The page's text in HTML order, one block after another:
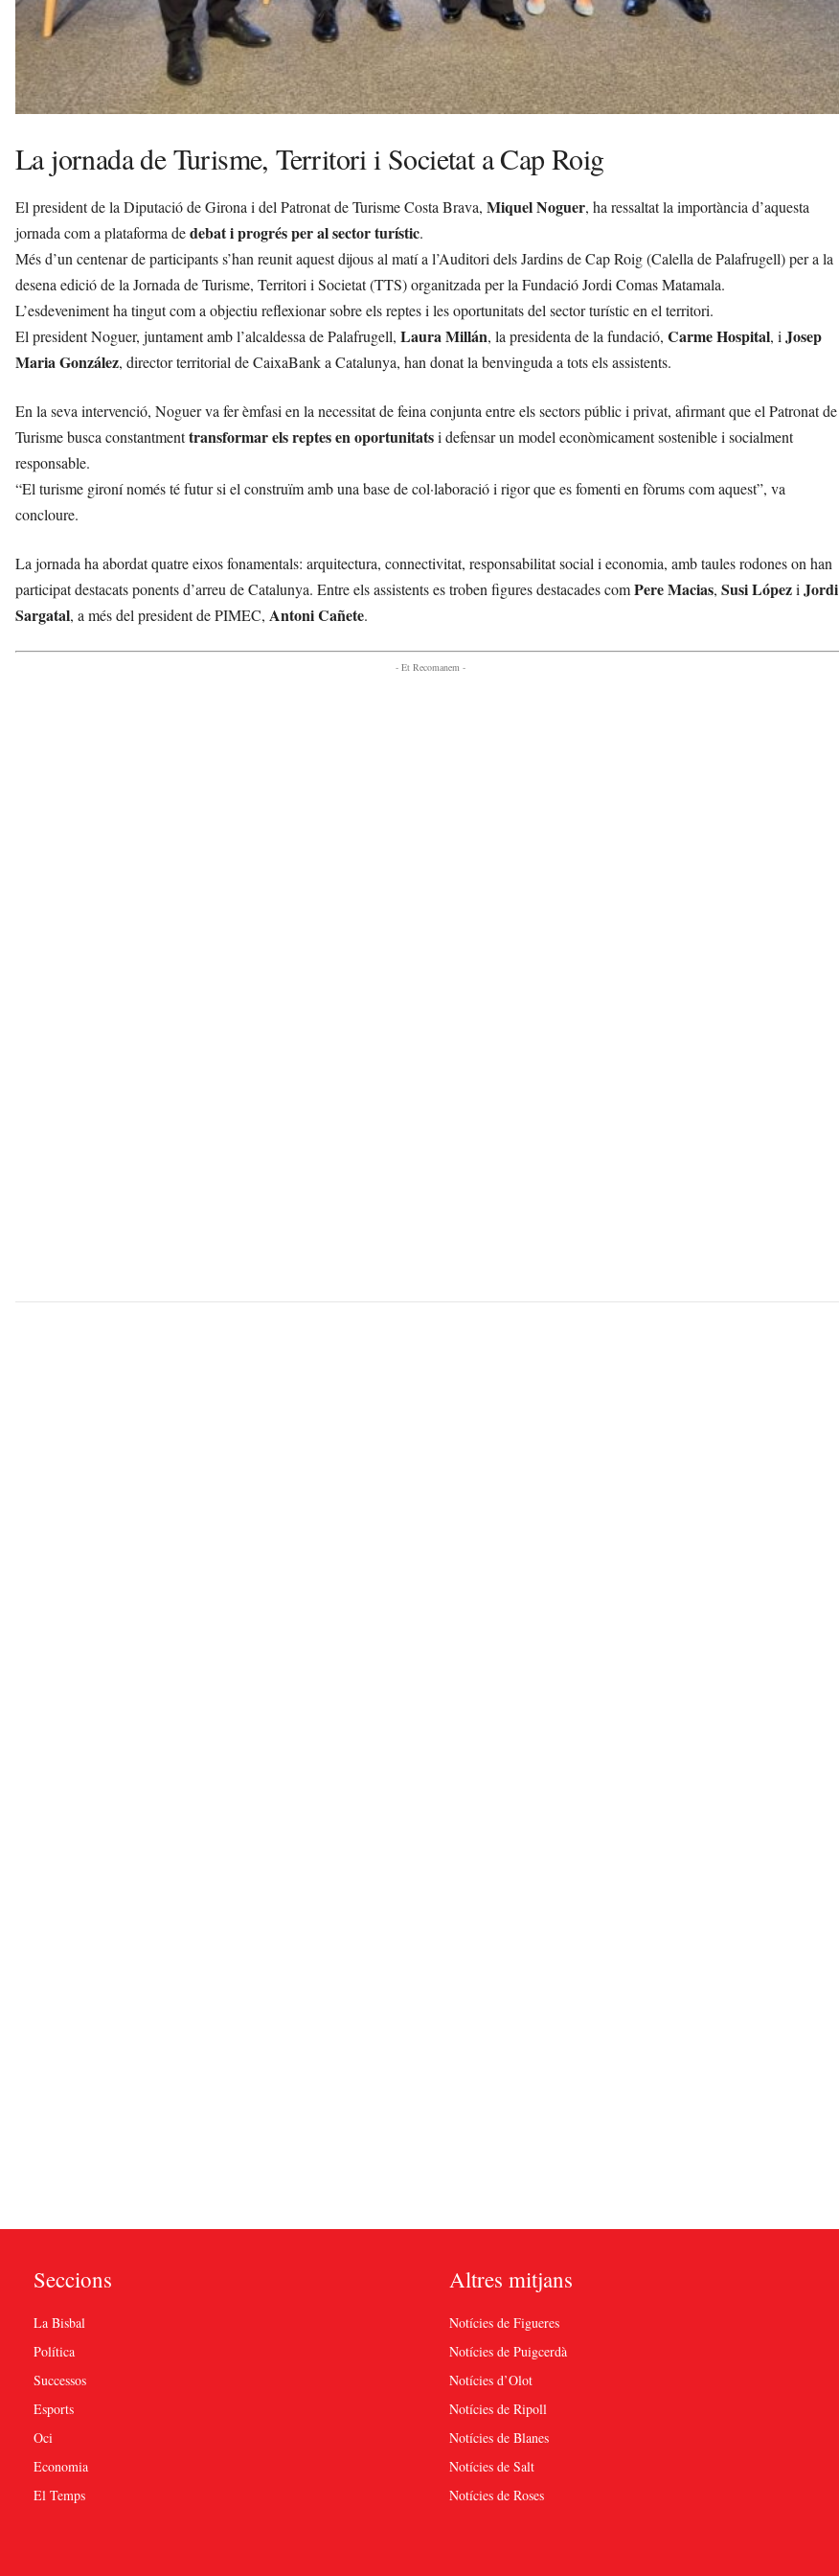
La jornada de Turisme, Territori i Societat a Cap Roig
El president de la Diputació de Girona i del Patronat de Turisme Costa Brava, Miquel Noguer, ha ressaltat la importància d’aquesta
jornada com a plataforma dedebat i progrés per al sector turístic.
Més d’un centenar de participants s’han reunit aquest dijous al matí a l’Auditori dels Jardins de Cap Roig (Calella de Palafrugell) per a la
desena edició de la Jornada de Turisme, Territori i Societat (TTS) organitzada per la Fundació Jordi Comas Matamala.
L’esdeveniment ha tingut com a objectiu reflexionar sobre els reptes i les oportunitats del sector turístic en el territori.
El president Noguer, juntament amb l’alcaldessa de Palafrugell, Laura Millán, la presidenta de la fundació, Carme Hospital, i Josep
Maria González, director territorial de CaixaBank a Catalunya, han donat la benvinguda a tots els assistents.
En la seva intervenció, Noguer va fer èmfasi en la necessitat de feina conjunta entre els sectors públic i privat, afirmant que el Patronat de
Turisme busca constantmenttransformar els reptes en oportunitatsi defensar un model econòmicament sostenible i socialment
responsable.
“El turisme gironí només té futur si el construïm amb una base de col·laboració i rigor que es fomenti en fòrums com aquest”, va
concloure.
La jornada ha abordat quatre eixos fonamentals: arquitectura, connectivitat, responsabilitat social i economia, amb taules rodones on han
participat destacats ponents d’arreu de Catalunya. Entre els assistents es troben figures destacades comPere Macias, Susi Lópezi Jordi
Sargatal, a més del president de PIMEC, Antoni Cañete.
- Et Recomanem -
Seccions
La Bisbal
Política
Successos
Esports
Oci
Economia
El Temps
Altres mitjans
Notícies de Figueres
Notícies de Puigcerdà
Notícies d’Olot
Notícies de Ripoll
Notícies de Blanes
Notícies de Salt
Notícies de Roses